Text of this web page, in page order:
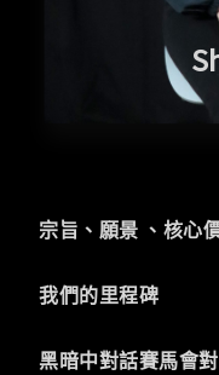
宗旨、願景 、核心
我們的里程碑
黑暗中對話賽馬會